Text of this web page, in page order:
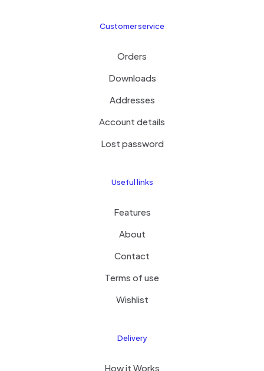
Customer service
Orders
Downloads
Addresses
Account details
Lost password
Useful links
Features
About
Contact
Terms of use
Wishlist
Delivery
How it Works